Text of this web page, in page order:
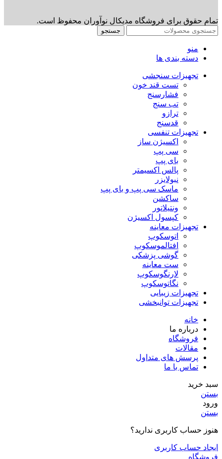
تمام حقوق برای فروشگاه مدیکال نوآوران محفوظ است.
جستجو
منو
دسته بندی ها
تجهیزات سنجشی
تست قند خون
فشارسنج
تب سنج
ترازو
قدسنج
تجهیزات تنفسی
اکسیژن ساز
سی پپ
بای پپ
پالس اکسیمتر
نبولایزر
ماسک سی پپ و بای پپ
ساکشن
ونتیلاتور
کپسول اکسیژن
تجهیزات معاینه
اتوسکوپ
افتالموسکوپ
گوشی پزشکی
ست معاینه
لارنگوسکوپ
نگاتوسکوپ
تجهیزات زیبایی
تجهیزات توانبخشی
خانه
درباره ما
فروشگاه
مقالات
پرسش های متداول
تماس با ما
سبد خرید
بستن
ورود
بستن
هنوز حساب کاربری ندارید؟
ایجاد حساب کاربری
فروشگاه